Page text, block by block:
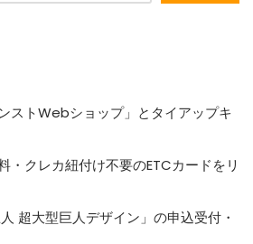
ストWebショップ」とタイアップキ
・クレカ紐付け不要のETCカードをリ
超大型巨人デザイン」の申込受付・